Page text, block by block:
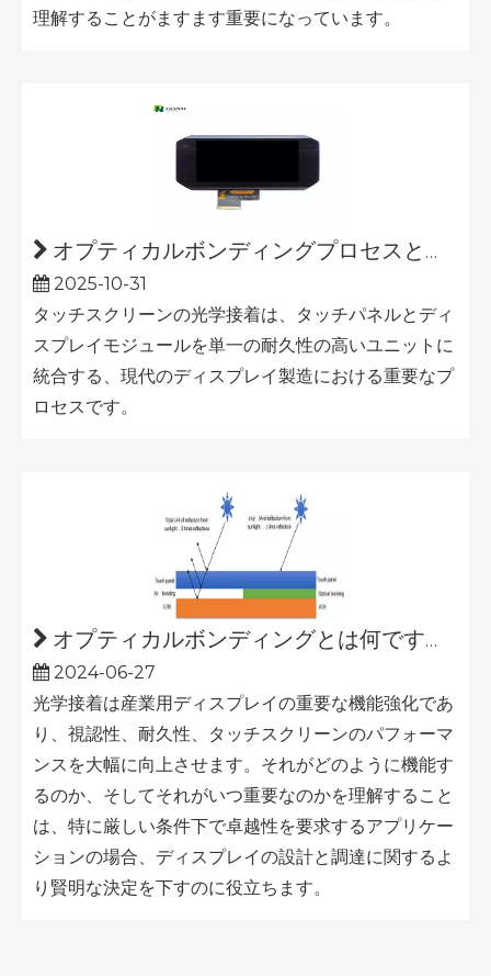
理解することがますます重要になっています。
オプティカルボンディングプロセスとは何ですか?
2025-10-31
タッチスクリーンの光学接着は、タッチパネルとディ
スプレイモジュールを単一の耐久性の高いユニットに
統合する、現代のディスプレイ製造における重要なプ
ロセスです。
オプティカルボンディングとは何ですか?
2024-06-27
光学接着は産業用ディスプレイの重要な機能強化であ
り、視認性、耐久性、タッチスクリーンのパフォーマ
ンスを大幅に向上させます。それがどのように機能す
るのか、そしてそれがいつ重要なのかを理解すること
は、特に厳しい条件下で卓越性を要求するアプリケー
ションの場合、ディスプレイの設計と調達に関するよ
り賢明な決定を下すのに役立ちます。